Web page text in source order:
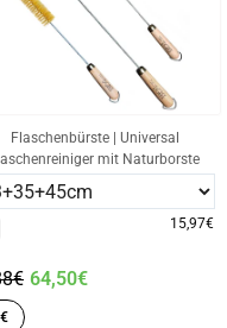
Flaschenbürste | Universal
mit Naturborste
15,97€
64,50€